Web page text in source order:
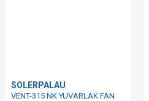
SOLERPALAU
VENT-315 NK YUVARLAK FAN